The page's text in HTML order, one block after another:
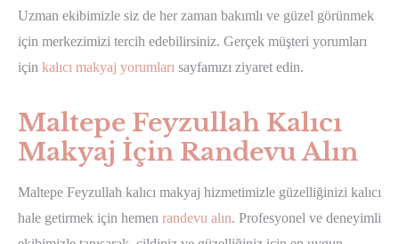
Uzman ekibimizle siz de her zaman bakımlı ve güzel görünmek
için merkezimizi tercih edebilirsiniz. Gerçek müşteri yorumları
için kalıcı makyaj yorumları sayfamızı ziyaret edin.
Maltepe Feyzullah Kalıcı
Makyaj İçin Randevu Alın
Maltepe Feyzullah kalıcı makyaj hizmetimizle güzelliğinizi kalıcı
hale getirmek için hemen randevu alın. Profesyonel ve deneyimli